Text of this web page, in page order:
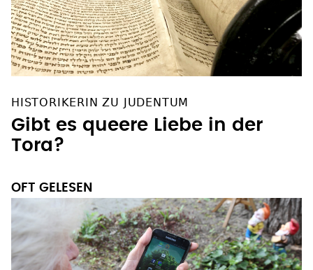
HISTORIKERIN ZU JUDENTUM
Gibt es queere Liebe in der
Tora?
OFT GELESEN